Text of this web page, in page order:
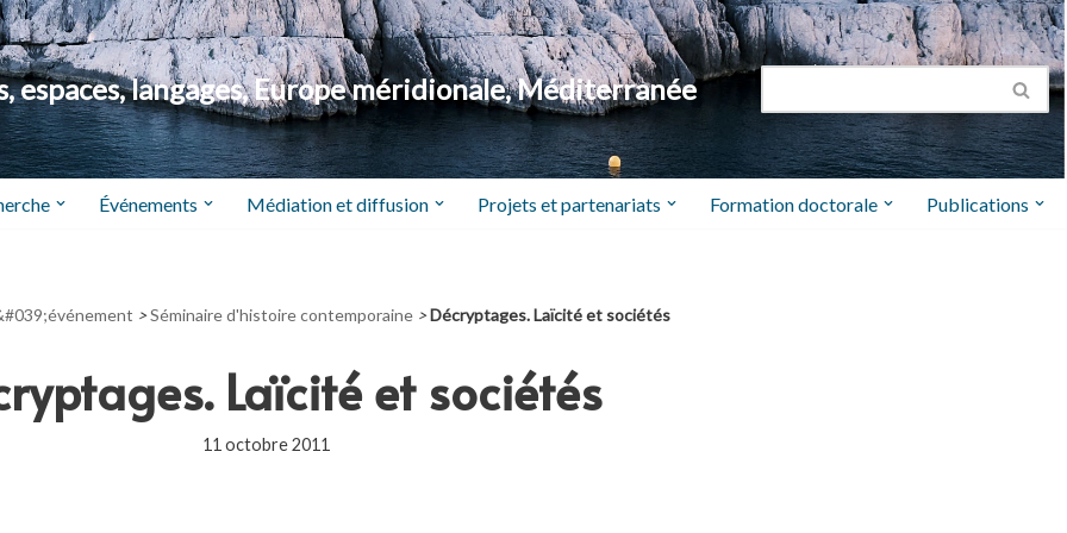
espaces, langages, Europe méridionale, Méditerranée
Événements Médiation et diffusion Projets et partenariats Formation doctorale Publications
>Séminaire d'histoire contemporaine >Décryptages. Laïcité et sociétés
Laïcité et sociétés
11 octobre 2011